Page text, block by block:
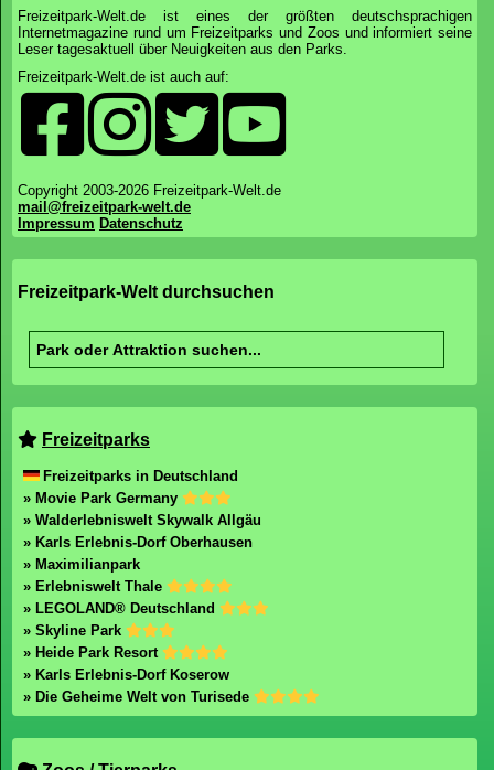
Freizeitpark-Welt.de ist eines der größten deutschsprachigen
Internetmagazine rund um Freizeitparks und Zoos und informiert seine
Leser tagesaktuell über Neuigkeiten aus den Parks.
Freizeitpark-Welt.de ist auch auf:
Copyright 2003-2026 Freizeitpark-Welt.de
mail@freizeitpark-welt.de
Impressum Datenschutz
Freizeitpark-Welt durchsuchen
Freizeitparks
Freizeitparks in Deutschland
» Movie Park Germany
» Walderlebniswelt Skywalk Allgäu
» Karls Erlebnis-Dorf Oberhausen
» Maximilianpark
» Erlebniswelt Thale
» LEGOLAND® Deutschland
» Skyline Park
» Heide Park Resort
» Karls Erlebnis-Dorf Koserow
» Die Geheime Welt von Turisede